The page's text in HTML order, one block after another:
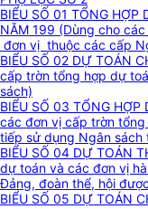
BIỂU SỐ 01 TỔNG HỢP
NĂM 199 (Dùng cho
đơn vị thuộc các cấp
BIỂU SỐ 02 DỰ TOÁN
cấp trờn tổng hợp dự
sách)
BIỂU SỐ 03 TỔNG
các đơn vị cấp trờn
tiếp sử dụng Ngân sách
BIỂU SỐ 04 DỰ TOÁN
dự toán và các đơn vị
Đảng, đoàn thể, hội
BIỂU SỐ 05 DỰ TOÁN